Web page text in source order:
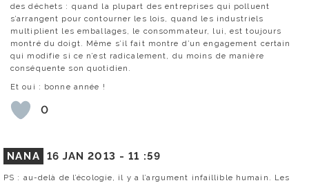
des déchets : quand la plupart des entreprises qui polluent
s’arrangent pour contourner les lois, quand les industriels
multiplient les emballages, le consommateur, lui, est toujours
montré du doigt. Même s’il fait montre d’un engagement certain
qui modifie si ce n’est radicalement, du moins de manière
conséquente son quotidien.
Et oui : bonne année !
0
NANA 16 JAN 2013 -11 :59
PS : au-delà de l’écologie, il y a l’argument infaillible humain. Les